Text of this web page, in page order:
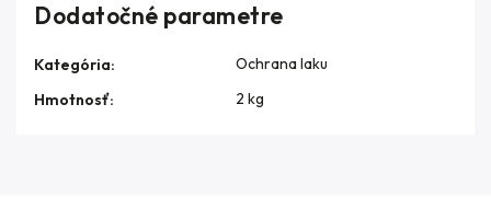
Dodatočné parametre
Kategória:
Ochrana laku
Hmotnosť: 2 kg